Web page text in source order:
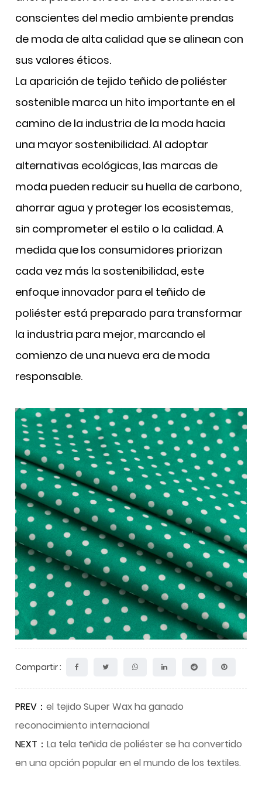
conscientes del medio ambiente prendas
de moda de alta calidad que se alinean con
sus valores éticos.
La aparición de tejido teñido de poliéster
sostenible marca un hito importante en el
camino de la industria de la moda hacia
una mayor sostenibilidad. Al adoptar
alternativas ecológicas, las marcas de
moda pueden reducir su huella de carbono,
ahorrar agua y proteger los ecosistemas,
sin comprometer el estilo o la calidad. A
medida que los consumidores priorizan
cada vez más la sostenibilidad, este
enfoque innovador para el teñido de
poliéster está preparado para transformar
la industria para mejor, marcando el
comienzo de una nueva era de moda
responsable.
Compartir :
PREV：el tejido Super Wax ha ganado
reconocimiento internacional
NEXT：La tela teñida de poliéster se ha convertido
en una opción popular en el mundo de los textiles.